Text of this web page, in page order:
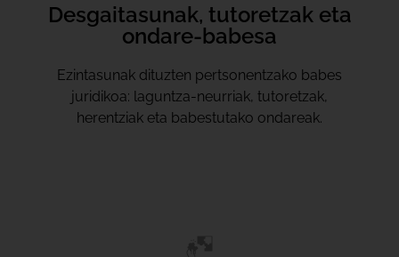
Desgaitasunak, tutoretzak eta
ondare-babesa
Ezintasunak dituzten pertsonentzako babes
juridikoa: laguntza-neurriak, tutoretzak,
herentziak eta babestutako ondareak.